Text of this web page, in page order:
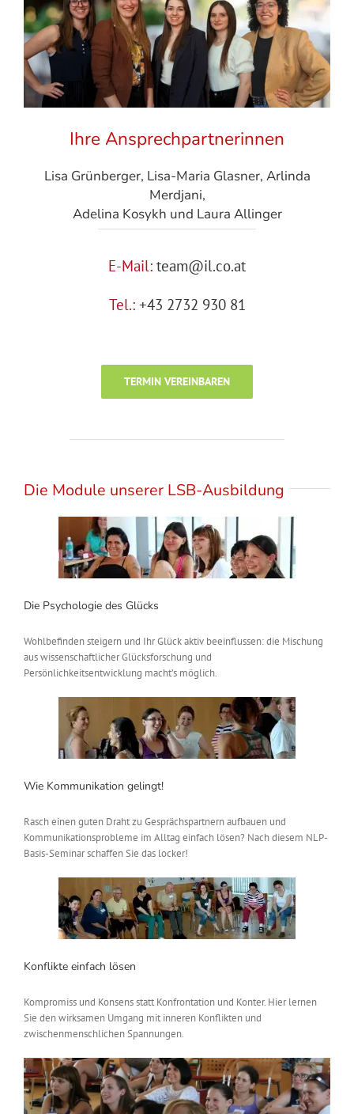
Ihre Ansprechpartnerinnen
Lisa Grünberger, Lisa-Maria Glasner, Arlinda
Merdjani,
Adelina Kosykh und Laura Allinger
E-Mail: team@il.co.at
Tel.: +43 2732 930 81
TERMIN VEREINBAREN
Die Module unserer LSB-Ausbildung
Die Psychologie des Glücks
Wohlbefinden steigern und Ihr Glück aktiv beeinflussen: die Mischung
aus wissenschaftlicher Glücksforschung und
Persönlichkeitsentwicklung macht’s möglich.
Wie Kommunikation gelingt!
Rasch einen guten Draht zu Gesprächspartnern aufbauen und
Kommunikationsprobleme im Alltag einfach lösen? Nach diesem NLP-
Basis-Seminar schaffen Sie das locker!
Konflikte einfach lösen
Kompromiss und Konsens statt Konfrontation und Konter. Hier lernen
Sie den wirksamen Umgang mit inneren Konflikten und
zwischenmenschlichen Spannungen.